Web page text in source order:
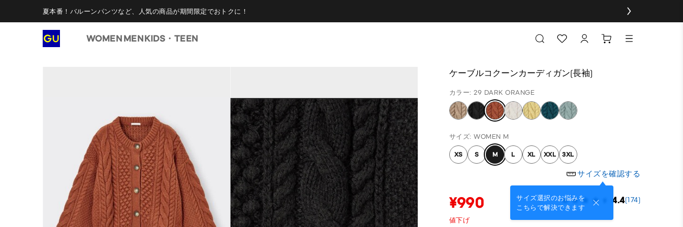
夏本番！バルーンパンツなど、人気の商品が期間限定でおトクに！
WOMEN MENKIDS・TEEN
ケーブルコクーンカーディガン(長袖)
カラー: 29 DARK ORANGE
サイズ: WOMEN M
XS S M L XL XXL 3XL
サイズを確認する
サイズ選択のお悩みを
こちらで解決できます
¥990 4.4(174)
値下げ